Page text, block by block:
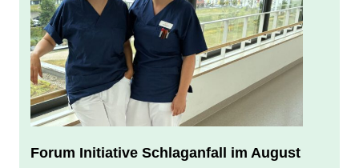
Forum Initiative Schlaganfall im August